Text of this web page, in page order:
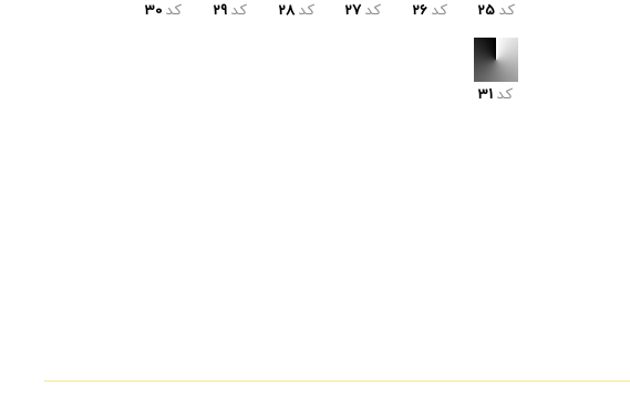
کد 25 کد 26 کد 27 کد 28 کد 29 کد 30
کد 31